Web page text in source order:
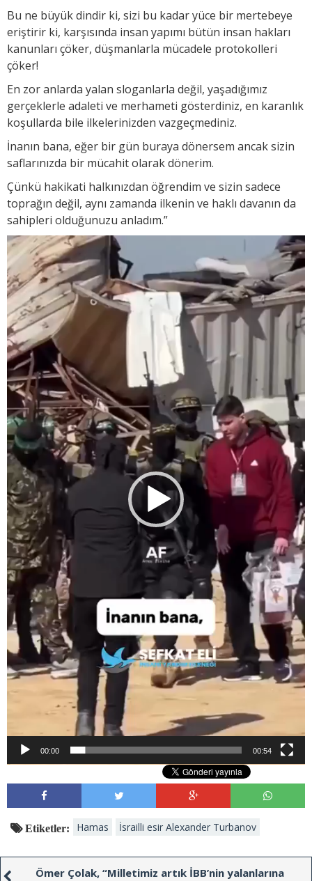
Bu ne büyük dindir ki, sizi bu kadar yüce bir mertebeye
eriştirir ki, karşısında insan yapımı bütün insan hakları
kanunları çöker, düşmanlarla mücadele protokolleri
çöker!
En zor anlarda yalan sloganlarla değil, yaşadığımız
gerçeklerle adaleti ve merhameti gösterdiniz, en karanlık
koşullarda bile ilkelerinizden vazgeçmediniz.
İnanın bana, eğer bir gün buraya dönersem ancak sizin
saflarınızda bir mücahit olarak dönerim.
Çünkü hakikati halkınızdan öğrendim ve sizin sadece
toprağın değil, aynı zamanda ilkenin ve haklı davanın da
sahipleri olduğunuzu anladım.”
Video
oynatıcı
00:00 00:54
Etiketler: Hamas İsrailli esir Alexander Turbanov
Ömer Çolak, “Milletimiz artık İBB’nin yalanlarına